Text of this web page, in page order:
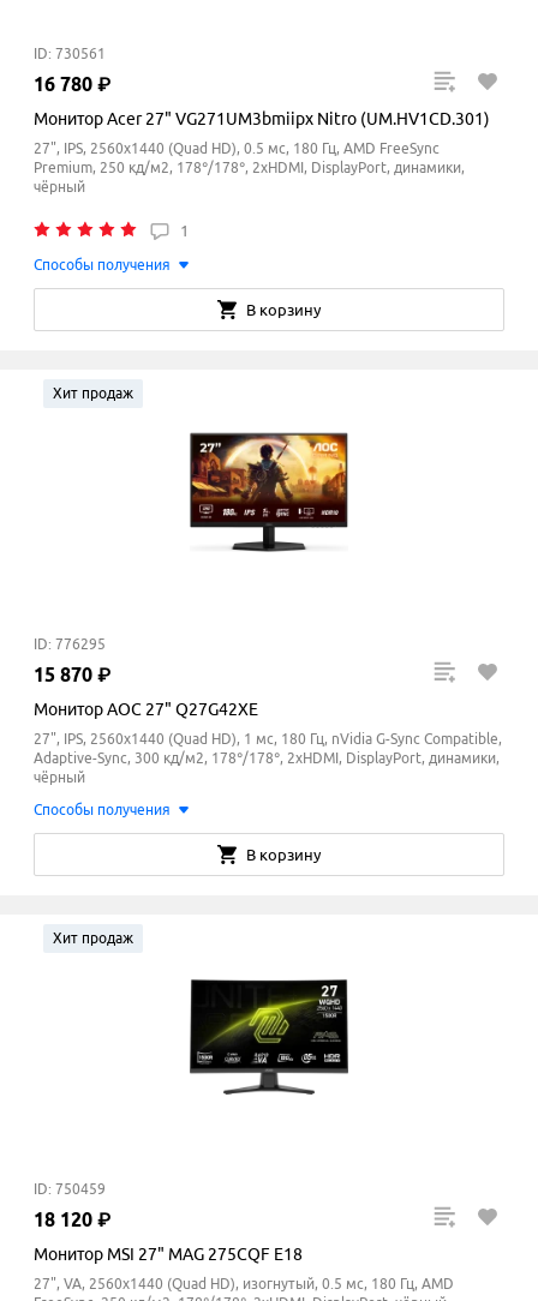
ID: 730561
16 780 ₽
Монитор Acer 27" VG271UM3bmiipx Nitro (UM.HV1CD.301)
27", IPS, 2560x1440 (Quad HD), 0.5 мс, 180 Гц, AMD FreeSync
Premium, 250 кд/м2, 178°/178°, 2xHDMI, DisplayPort, динамики,
чёрный
1
Способы получения
В корзину
Хит продаж
ID: 776295
15 870 ₽
Монитор AOC 27" Q27G42XE
27", IPS, 2560x1440 (Quad HD), 1 мс, 180 Гц, nVidia G-Sync Compatible,
Adaptive-Sync, 300 кд/м2, 178°/178°, 2xHDMI, DisplayPort, динамики,
чёрный
Способы получения
В корзину
Хит продаж
ID: 750459
18 120 ₽
Монитор MSI 27" MAG 275CQF E18
27", VA, 2560x1440 (Quad HD), изогнутый, 0.5 мс, 180 Гц, AMD